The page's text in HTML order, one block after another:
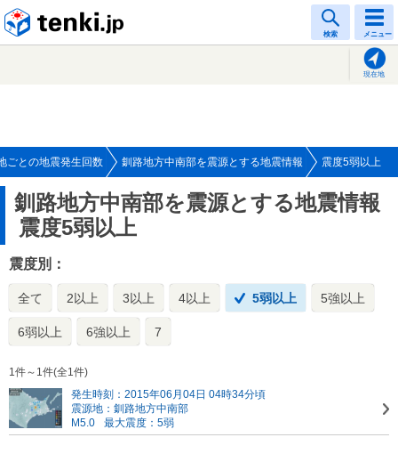
検索 メニュー
現在地
ごとの地震発生回数 釧路地方中南部を震源とする地震情報 震度5弱以上
釧路地方中南部を震源とする地震情報
震度5弱以上
震度別：
全て 2以上 3以上 4以上 5弱以上 5強以上
6弱以上 6強以上 7
1件～1件(全1件)
発生時刻：2015年06月04日 04時34分頃
震源地：釧路地方中南部
M5.0
最大震度：5弱